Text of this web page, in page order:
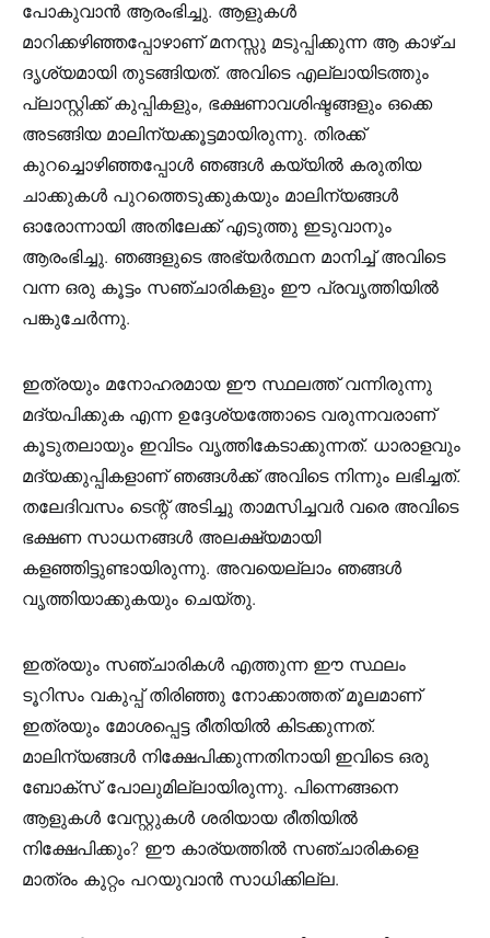
പോകുവാൻ ആരംഭിച്ചു. ആളുകൾ
മാറിക്കഴിഞ്ഞപ്പോഴാണ് മനസ്സു മടുപ്പിക്കുന്ന ആ കാഴ്ച
ദൃശ്യമായി തുടങ്ങിയത്. അവിടെ എല്ലായിടത്തും
പ്ലാസ്റ്റിക്ക് കുപ്പികളും, ഭക്ഷണാവശിഷ്ടങ്ങളും ഒക്കെ
അടങ്ങിയ മാലിന്യക്കൂട്ടമായിരുന്നു. തിരക്ക്
കുറച്ചൊഴിഞ്ഞപ്പോൾ ഞങ്ങൾ കയ്യിൽ കരുതിയ
ചാക്കുകൾ പുറത്തെടുക്കുകയും മാലിന്യങ്ങൾ
ഓരോന്നായി അതിലേക്ക് എടുത്തു ഇടുവാനും
ആരംഭിച്ചു. ഞങ്ങളുടെ അഭ്യർത്ഥന മാനിച്ച് അവിടെ
വന്ന ഒരു കൂട്ടം സഞ്ചാരികളും ഈ പ്രവൃത്തിയിൽ
പങ്കുചേർന്നു.
ഇത്രയും മനോഹരമായ ഈ സ്ഥലത്ത് വന്നിരുന്നു
മദ്യപിക്കുക എന്ന ഉദ്ദേശ്യത്തോടെ വരുന്നവരാണ്
കൂടുതലായും ഇവിടം വൃത്തികേടാക്കുന്നത്. ധാരാളവും
മദ്യക്കുപ്പികളാണ് ഞങ്ങൾക്ക് അവിടെ നിന്നും ലഭിച്ചത്.
തലേദിവസം ടെന്റ് അടിച്ചു താമസിച്ചവർ വരെ അവിടെ
ഭക്ഷണ സാധനങ്ങൾ അലക്ഷ്യമായി
കളഞ്ഞിട്ടുണ്ടായിരുന്നു. അവയെല്ലാം ഞങ്ങൾ
വൃത്തിയാക്കുകയും ചെയ്തു.
ഇത്രയും സഞ്ചാരികൾ എത്തുന്ന ഈ സ്ഥലം
ടൂറിസം വകുപ്പ് തിരിഞ്ഞു നോക്കാത്തത് മൂലമാണ്
ഇത്രയും മോശപ്പെട്ട രീതിയിൽ കിടക്കുന്നത്.
മാലിന്യങ്ങൾ നിക്ഷേപിക്കുന്നതിനായി ഇവിടെ ഒരു
ബോക്സ് പോലുമില്ലായിരുന്നു. പിന്നെങ്ങനെ
ആളുകൾ വേസ്റ്റുകൾ ശരിയായ രീതിയിൽ
നിക്ഷേപിക്കും? ഈ കാര്യത്തിൽ സഞ്ചാരികളെ
മാത്രം കുറ്റം പറയുവാൻ സാധിക്കില്ല.